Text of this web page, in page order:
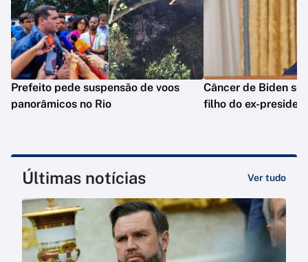
Prefeito pede suspensão de voos
panorâmicos no Rio
Câncer de Biden se
filho do ex-
Últimas notícias Ver tudo